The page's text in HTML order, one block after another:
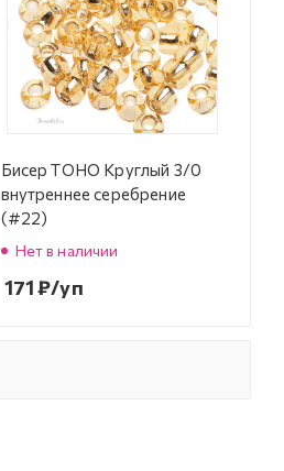
Бисер TOHO Круглый 3/0
внутреннее серебрение
(#22)
Нет в наличии
171₽/уп